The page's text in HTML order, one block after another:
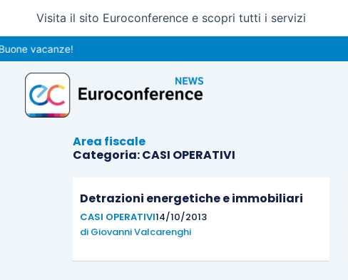
contenuto
Visita il sito Euroconference e scopri tutti i servizi
vacanze!
Area fiscale
Categoria: CASI OPERATIVI
Detrazioni energetiche e immobiliari
CASI OPERATIVI14/10/2013
di Giovanni Valcarenghi